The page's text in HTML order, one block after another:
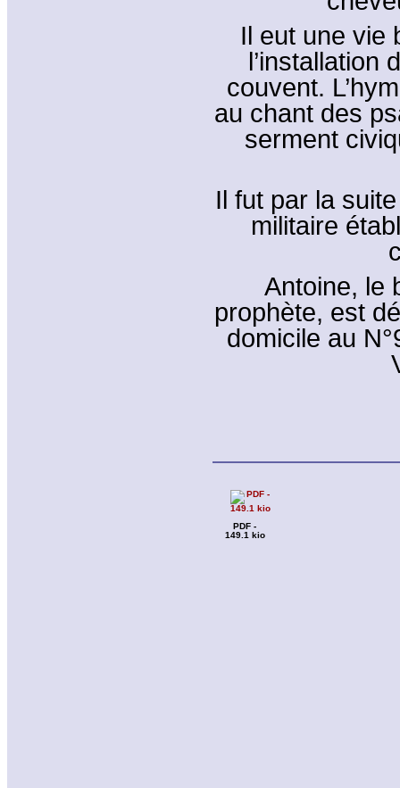
Il eut une vie
l’installation
couvent.
au chant des
serment
Il fut par la
militaire
Antoine, le
prophète, est
domicile au
PDF -
149.1 kio